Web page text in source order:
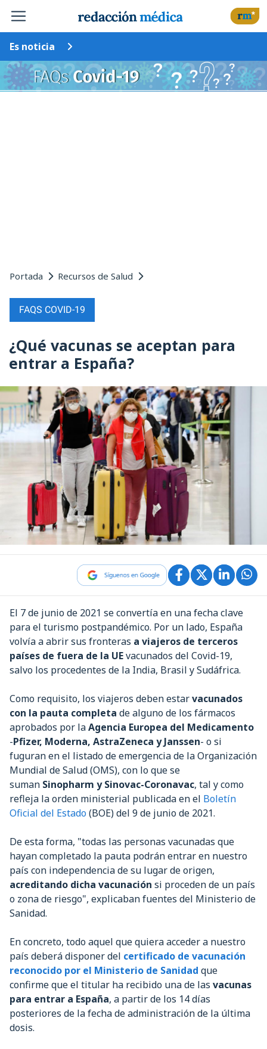
Es noticia
Portada Recursos de Salud
FAQS COVID-19
¿Qué vacunas se aceptan para
entrar a España?
El 7 de junio de 2021 se convertía en una fecha clave
para el turismo postpandémico. Por un lado, España
volvía a abrir sus fronteras a viajeros de terceros
países de fuera de la UEvacunados del Covid-19,
salvo los procedentes de la India, Brasil y Sudáfrica.
Como requisito, los viajeros deben estarvacunados
con la pauta completa de alguno de los fármacos
aprobados por laAgencia Europea del Medicamento
-Pfizer, Moderna, AstraZeneca y Janssen- o si
fuguran en el listado de emergencia de la Organización
Mundial de Salud (OMS), con lo que se
suman Sinopharm y Sinovac-Coronavac, tal y como
refleja la orden ministerial publicada en el Boletín
Oficial del Estado(BOE) del 9 de junio de 2021.
De esta forma, "todas las personas vacunadas que
hayan completado la pauta podrán entrar en nuestro
país con independencia de su lugar de origen,
acreditando dicha vacunación si proceden de un país
o zona de riesgo", explicaban fuentes del Ministerio de
Sanidad.
En concreto, todo aquel que quiera acceder a nuestro
país deberá disponer del certificado de vacunación
reconocido por el Ministerio de Sanidad que
confirme que el titular ha recibido una de las vacunas
para entrar a España, a partir de los 14 días
posteriores de la fecha de administración de la última
dosis.